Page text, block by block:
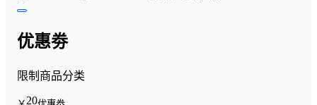
优惠劵
限制商品分类
20